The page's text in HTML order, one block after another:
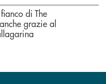
di The
grazie al